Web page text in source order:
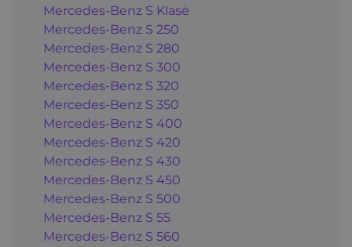
Mercedes-Benz S Klasė
Mercedes-Benz S 250
Mercedes-Benz S 280
Mercedes-Benz S 300
Mercedes-Benz S 320
Mercedes-Benz S 350
Mercedes-Benz S 400
Mercedes-Benz S 420
Mercedes-Benz S 430
Mercedes-Benz S 450
Mercedes-Benz S 500
Mercedes-Benz S 55
Mercedes-Benz S 560